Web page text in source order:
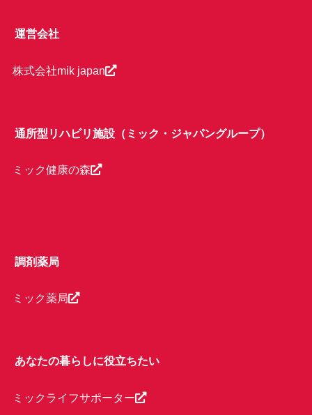
運営会社
株式会社mik japan
通所型リハビリ施設（ミック・ジャパングループ）
ミック健康の森
調剤薬局
ミック薬局
あなたの暮らしに役立ちたい
ミックライフサポーター